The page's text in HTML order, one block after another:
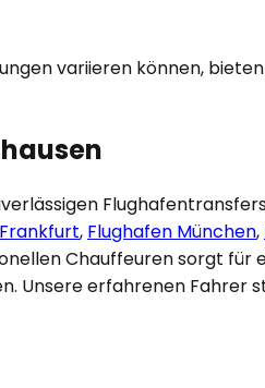
variieren können,
, Flughafen München,
Chauffeuren sorgt
Unsere erfahrenen Fahrer